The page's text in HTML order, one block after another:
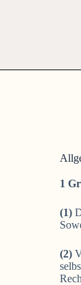
1
(1)
(2)